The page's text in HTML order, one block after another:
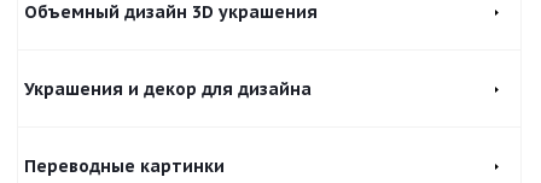
Объемный дизайн 3D украшения
Украшения и декор для дизайна
Переводные картинки